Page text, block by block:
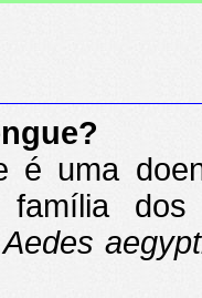
é uma
família
Aedes